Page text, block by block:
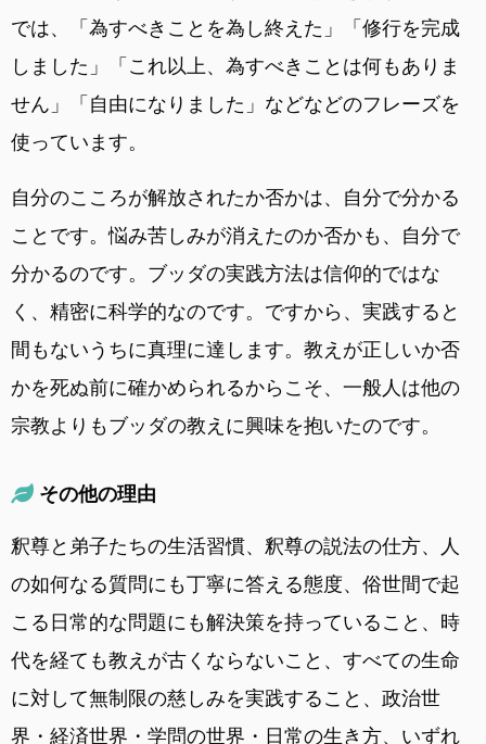
では、「為すべきことを為し終えた」「修行を完成
しました」「これ以上、為すべきことは何もありま
せん」「自由になりました」などなどのフレーズを
使っています。
自分のこころが解放されたか否かは、自分で分かる
ことです。悩み苦しみが消えたのか否かも、自分で
分かるのです。ブッダの実践方法は信仰的ではな
く、精密に科学的なのです。ですから、実践すると
間もないうちに真理に達します。教えが正しいか否
かを死ぬ前に確かめられるからこそ、一般人は他の
宗教よりもブッダの教えに興味を抱いたのです。
その他の理由
釈尊と弟子たちの生活習慣、釈尊の説法の仕方、人
の如何なる質問にも丁寧に答える態度、俗世間で起
こる日常的な問題にも解決策を持っていること、時
代を経ても教えが古くならないこと、すべての生命
に対して無制限の慈しみを実践すること、政治世
界・経済世界・学問の世界・日常の生き方、いずれ